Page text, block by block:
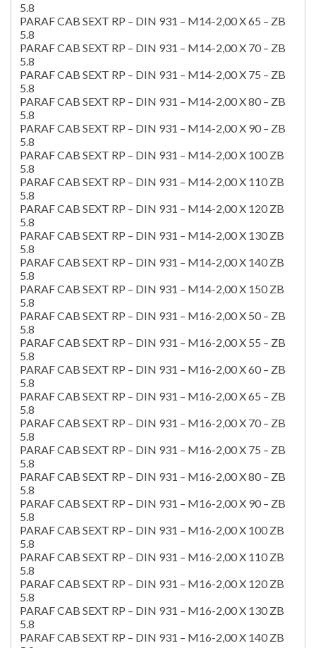
5.8
PARAF CAB SEXT RP – DIN 931 – M14-2,00 X 65 – ZB
5.8
PARAF CAB SEXT RP – DIN 931 – M14-2,00 X 70 – ZB
5.8
PARAF CAB SEXT RP – DIN 931 – M14-2,00 X 75 – ZB
5.8
PARAF CAB SEXT RP – DIN 931 – M14-2,00 X 80 – ZB
5.8
PARAF CAB SEXT RP – DIN 931 – M14-2,00 X 90 – ZB
5.8
PARAF CAB SEXT RP – DIN 931 – M14-2,00 X 100 ZB
5.8
PARAF CAB SEXT RP – DIN 931 – M14-2,00 X 110 ZB
5.8
PARAF CAB SEXT RP – DIN 931 – M14-2,00 X 120 ZB
5.8
PARAF CAB SEXT RP – DIN 931 – M14-2,00 X 130 ZB
5.8
PARAF CAB SEXT RP – DIN 931 – M14-2,00 X 140 ZB
5.8
PARAF CAB SEXT RP – DIN 931 – M14-2,00 X 150 ZB
5.8
PARAF CAB SEXT RP – DIN 931 – M16-2,00 X 50 – ZB
5.8
PARAF CAB SEXT RP – DIN 931 – M16-2,00 X 55 – ZB
5.8
PARAF CAB SEXT RP – DIN 931 – M16-2,00 X 60 – ZB
5.8
PARAF CAB SEXT RP – DIN 931 – M16-2,00 X 65 – ZB
5.8
PARAF CAB SEXT RP – DIN 931 – M16-2,00 X 70 – ZB
5.8
PARAF CAB SEXT RP – DIN 931 – M16-2,00 X 75 – ZB
5.8
PARAF CAB SEXT RP – DIN 931 – M16-2,00 X 80 – ZB
5.8
PARAF CAB SEXT RP – DIN 931 – M16-2,00 X 90 – ZB
5.8
PARAF CAB SEXT RP – DIN 931 – M16-2,00 X 100 ZB
5.8
PARAF CAB SEXT RP – DIN 931 – M16-2,00 X 110 ZB
5.8
PARAF CAB SEXT RP – DIN 931 – M16-2,00 X 120 ZB
5.8
PARAF CAB SEXT RP – DIN 931 – M16-2,00 X 130 ZB
5.8
PARAF CAB SEXT RP – DIN 931 – M16-2,00 X 140 ZB